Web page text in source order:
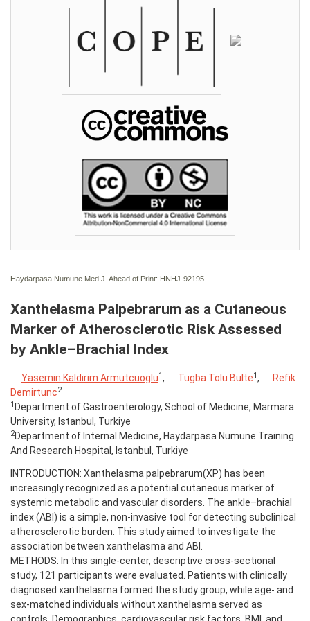
Haydarpasa Numune Med J. Ahead of Print: HNHJ-92195
Xanthelasma Palpebrarum as a Cutaneous
Marker of Atherosclerotic Risk Assessed
by Ankle–Brachial Index
Yasemin Kaldirim Armutcuoglu1, Tugba Tolu Bulte1,
Refik
Demirtunc2
1 Department of Gastroenterology, School of Medicine, Marmara
University, Istanbul, Turkiye
2Department of Internal Medicine, Haydarpasa Numune Training
And Research Hospital, Istanbul, Turkiye
INTRODUCTION: Xanthelasma palpebrarum(XP) has been
increasingly recognized as a potential cutaneous marker of
systemic metabolic and vascular disorders. The ankle–brachial
index (ABI) is a simple, non-invasive tool for detecting subclinical
atherosclerotic burden. This study aimed to investigate the
association between xanthelasma and ABI.
METHODS: In this single-center, descriptive cross-sectional
study, 121 participants were evaluated. Patients with clinically
diagnosed xanthelasma formed the study group, while age- and
sex-matched individuals without xanthelasma served as